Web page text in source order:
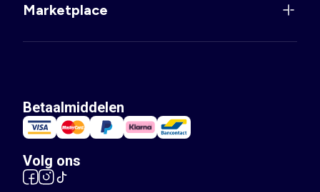
Marketplace
Betaalmiddelen
Volg ons